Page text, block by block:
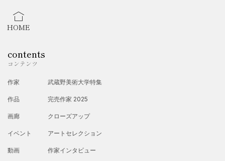
HOME
contents
コンテンツ
作家
作品
画廊
イベント
動画
武蔵野美術大学特集
完売作家 2025
クローズアップ
アートセレクション
作家インタビュー